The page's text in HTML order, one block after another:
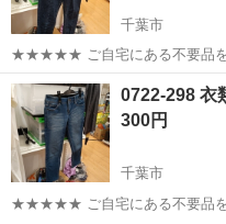
千葉市
★★★★★ ご自宅にある不要品を
みしませんか？ 家電、趣味・ス
衣料服飾品、生活雑貨、家具、
ち込めます！ ※詳細はこ...
千葉 千葉市 ジーンズ/デ
0722-298 衣
300円
千葉市
★★★★★ ご自宅にある不要品を